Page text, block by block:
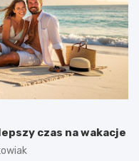
czas na wakacje